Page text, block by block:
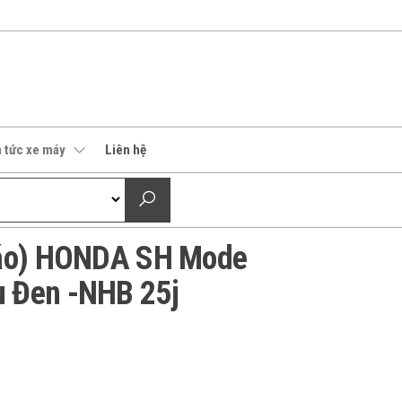
tức xe máy Liên hệ
HONDA SH Mode
Đen -NHB 25j